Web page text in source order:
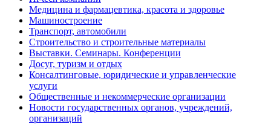
Медицина и фармацевтика, красота и здоровье
Машиностроение
Транспорт, автомобили
Строительство и строительные материалы
Выставки. Семинары. Конференции
Досуг, туризм и отдых
Консалтинговые, юридические и управленческие
услуги
Общественные и некоммерческие организации
Новости государственных органов, учреждений,
организаций